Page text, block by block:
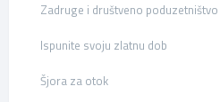
Zadruge i društveno poduzetništvo
Ispunite svoju zlatnu dob
Šjora za otok